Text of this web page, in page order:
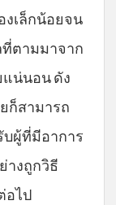
งเล็กน้อยจน
ที่ตามมาจาก
แน่นอน ดัง
ก็สามารถ
บผู้ที่มีอาการ
างถูกวิธี
อไป